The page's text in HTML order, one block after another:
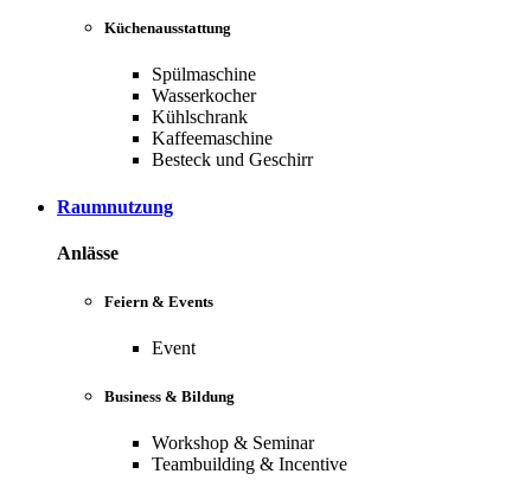
Küchenausstattung
Spülmaschine
Wasserkocher
Kühlschrank
Kaffeemaschine
Besteck und Geschirr
Raumnutzung
Anlässe
Feiern & Events
Event
Business & Bildung
Workshop & Seminar
Teambuilding & Incentive